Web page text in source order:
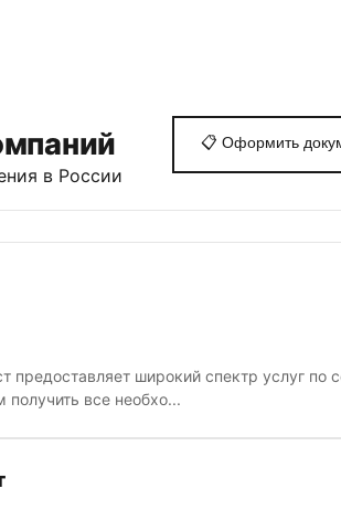
в России
📋 Оформить
предоставляет широкий спектр услуг по
все необхо...